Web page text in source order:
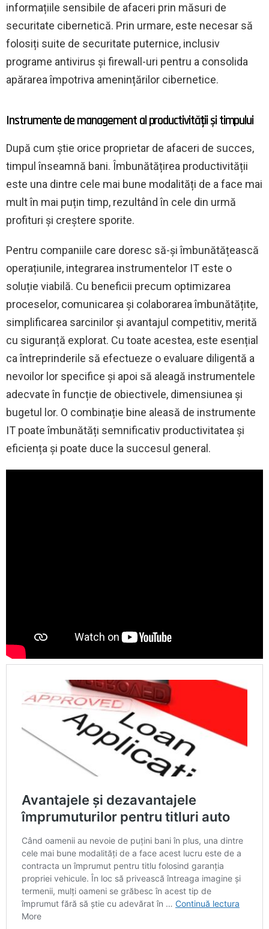
informațiile sensibile de afaceri prin măsuri de
securitate cibernetică. Prin urmare, este necesar să
folosiți suite de securitate puternice, inclusiv
programe antivirus și firewall-uri pentru a consolida
apărarea împotriva amenințărilor cibernetice.
Instrumente de management al productivității și timpului
După cum știe orice proprietar de afaceri de succes,
timpul înseamnă bani. Îmbunătățirea productivității
este una dintre cele mai bune modalități de a face mai
mult în mai puțin timp, rezultând în cele din urmă
profituri și creștere sporite.
Pentru companiile care doresc să-și îmbunătățească
operațiunile, integrarea instrumentelor IT este o
soluție viabilă. Cu beneficii precum optimizarea
proceselor, comunicarea și colaborarea îmbunătățite,
simplificarea sarcinilor și avantajul competitiv, merită
cu siguranță explorat. Cu toate acestea, este esențial
ca întreprinderile să efectueze o evaluare diligentă a
nevoilor lor specifice și apoi să aleagă instrumentele
adecvate în funcție de obiectivele, dimensiunea și
bugetul lor. O combinație bine aleasă de instrumente
IT poate îmbunătăți semnificativ productivitatea și
eficiența și poate duce la succesul general.